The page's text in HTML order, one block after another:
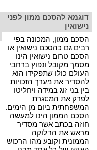
דוגמא להסכם ממון לפני
נישואין
הסכם ממון, המכונה בפי
רבים גם כהסכם נישואין או
הסכם טרום נישואין הינו
מסמך מקובל ונפוץ ברחבי
העולם כולו שתפקידו הוא
להסדיר את מערך הזכויות
בין בני זוג במידה ויחליטו
לפרק את המסגרת
המשפחתית ביום מן הימים.
הסכם הממון הינו למעשה
חוזה בכתב אשר מסדיר
מראש את החלוקה
הממונית וקובע מהו הרכוש